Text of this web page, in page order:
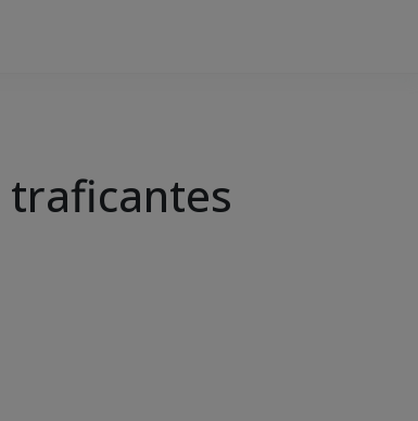
traficantes